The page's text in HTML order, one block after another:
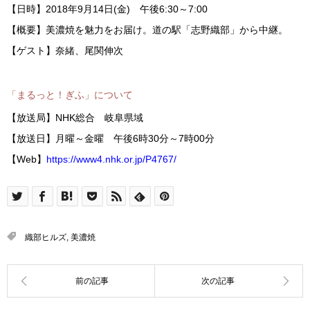
【日時】2018年9月14日(金) 午後6:30～7:00
【概要】美濃焼を魅力をお届け。道の駅「志野織部」から中継。
【ゲスト】奈緒、尾関伸次
「まるっと！ぎふ」について
【放送局】NHK総合 岐阜県域
【放送日】月曜～金曜 午後6時30分～7時00分
【Web】 https://www4.nhk.or.jp/P4767/
織部ヒルズ, 美濃焼